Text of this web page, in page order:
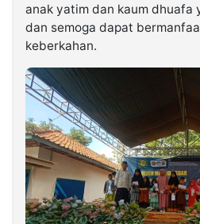
anak yatim dan kaum dhuafa
dan semoga dapat
keberkahan.